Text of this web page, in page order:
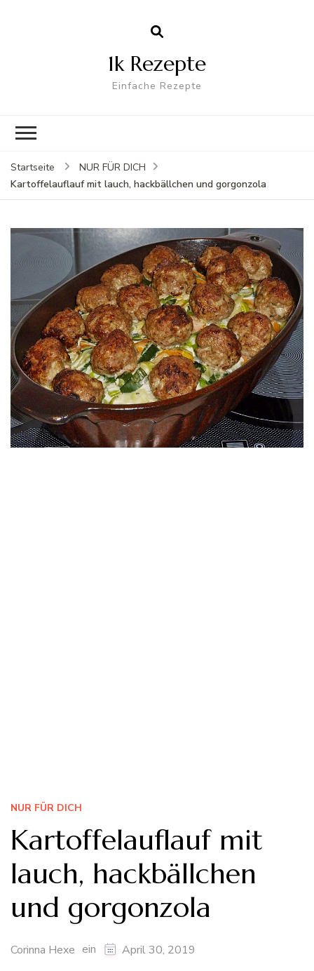
1k Rezepte
Einfache Rezepte
Startseite
NUR FÜR DICH
Kartoffelauflauf mit lauch, hackbällchen und gorgonzola
NUR FÜR DICH
Kartoffelauflauf mit
lauch, hackbällchen
und gorgonzola
Corinna Hexe ein April 30, 2019